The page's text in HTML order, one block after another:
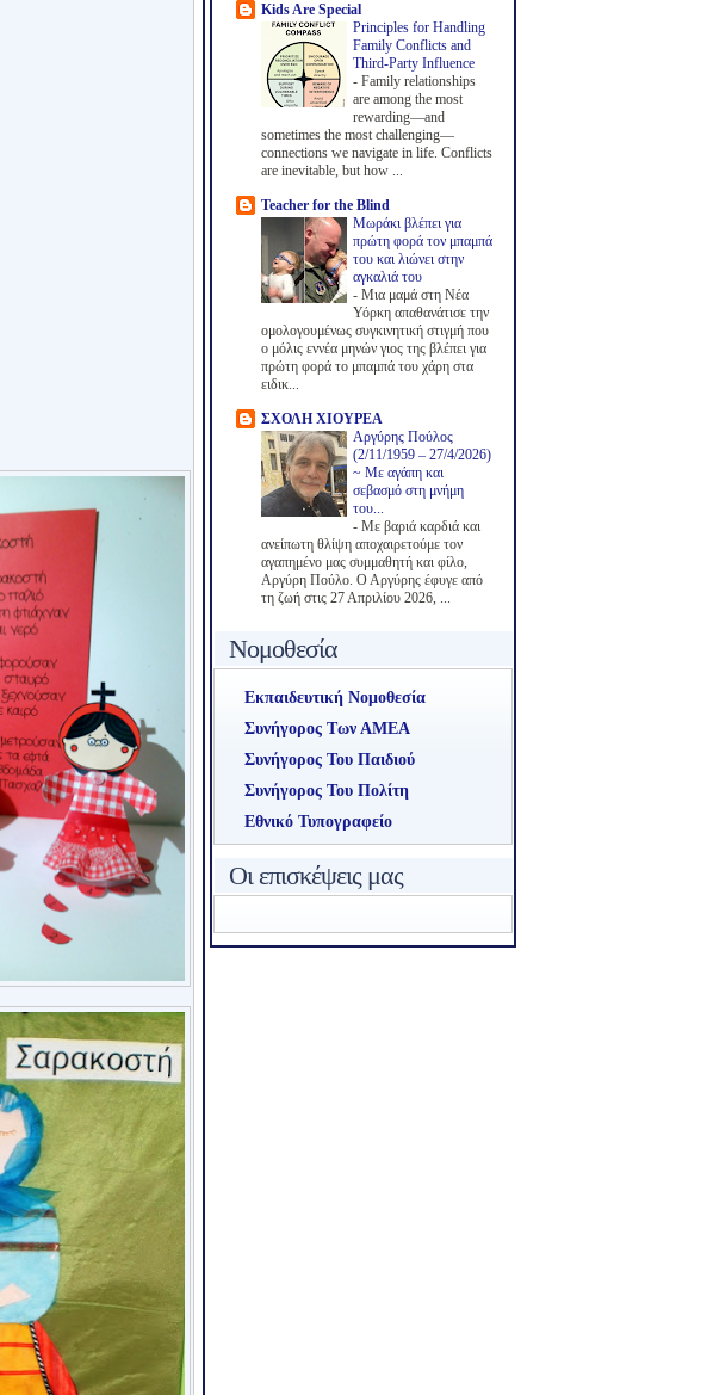
Kids Are Special
Principles for Handling
Family Conflicts and
Third-Party Influence
- Family relationships
are among the most
rewarding—and
sometimes the most challenging—
connections we navigate in life. Conflicts
are inevitable, but how ...
Teacher for the Blind
Μωράκι βλέπει για
πρώτη φορά τον μπαμπά
του και λιώνει στην
αγκαλιά του
- Μια μαμά στη Νέα
Υόρκη απαθανάτισε την
ομολογουμένως συγκινητική στιγμή που
ο μόλις εννέα μηνών γιος της βλέπει για
πρώτη φορά το μπαμπά του χάρη στα
ειδικ...
ΣΧΟΛΗ ΧΙΟΥΡΕΑ
Αργύρης Πούλος
(2/11/1959 – 27/4/2026)
~ Με αγάπη και
σεβασμό στη μνήμη
του...
- Με βαριά καρδιά και
ανείπωτη θλίψη αποχαιρετούμε τον
αγαπημένο μας συμμαθητή και φίλο,
Αργύρη Πούλο. Ο Αργύρης έφυγε από
τη ζωή στις 27 Απριλίου 2026, ...
Νομοθεσία
Εκπαιδευτική Νομοθεσία
Συνήγορος Των ΑΜΕΑ
Συνήγορος Του Παιδιού
Συνήγορος Του Πολίτη
Εθνικό Τυπογραφείο
Οι επισκέψεις μας